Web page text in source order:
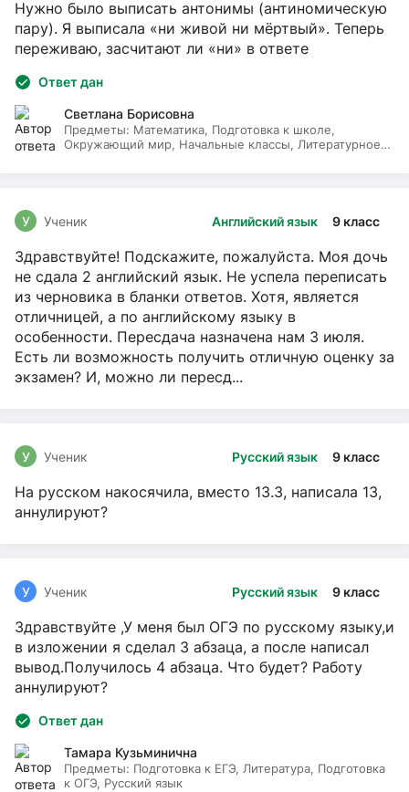
Нужно было выписать антонимы (антиномическую
пару). Я выписала «ни живой ни мёртвый». Теперь
переживаю, засчитают ли «ни» в ответе
Ответ дан
Светлана Борисовна
Предметы: Математика, Подготовка к школе,
Окружающий мир, Начальные классы, Литературное
Английский язык 9 класс
У Ученик
Здравствуйте! Подскажите, пожалуйста. Моя дочь
не сдала 2 английский язык. Не успела переписать
из черновика в бланки ответов. Хотя, является
отличницей, а по английскому языку в
особенности. Пересдача назначена нам 3 июля.
Есть ли возможность получить отличную оценку за
экзамен? И, можно ли пересд...
Русский язык 9 класс
У Ученик
На русском накосячила, вместо 13.3, написала 13,
аннулируют?
Русский язык 9 класс
У Ученик
Здравствуйте ,У меня был ОГЭ по русскому языку,и
в изложении я сделал 3 абзаца, а после написал
вывод.Получилось 4 абзаца. Что будет? Работу
аннулируют?
Ответ дан
Тамара Кузьминична
Предметы: Подготовка к ЕГЭ, Литература, Подготовка
к ОГЭ, Русский язык